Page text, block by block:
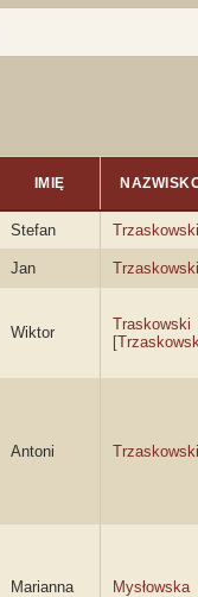
IMIĘ
Stefan Trzaskowski
Jan Trzaskowski
Wiktor
Traskowski
Antoni Trzaskowski
Marianna Mysłowska